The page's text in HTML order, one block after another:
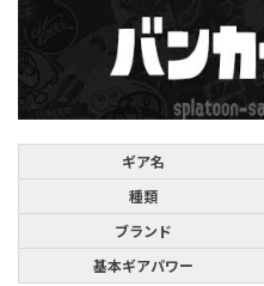
ギア名
種類
ブランド
基本ギアパワー